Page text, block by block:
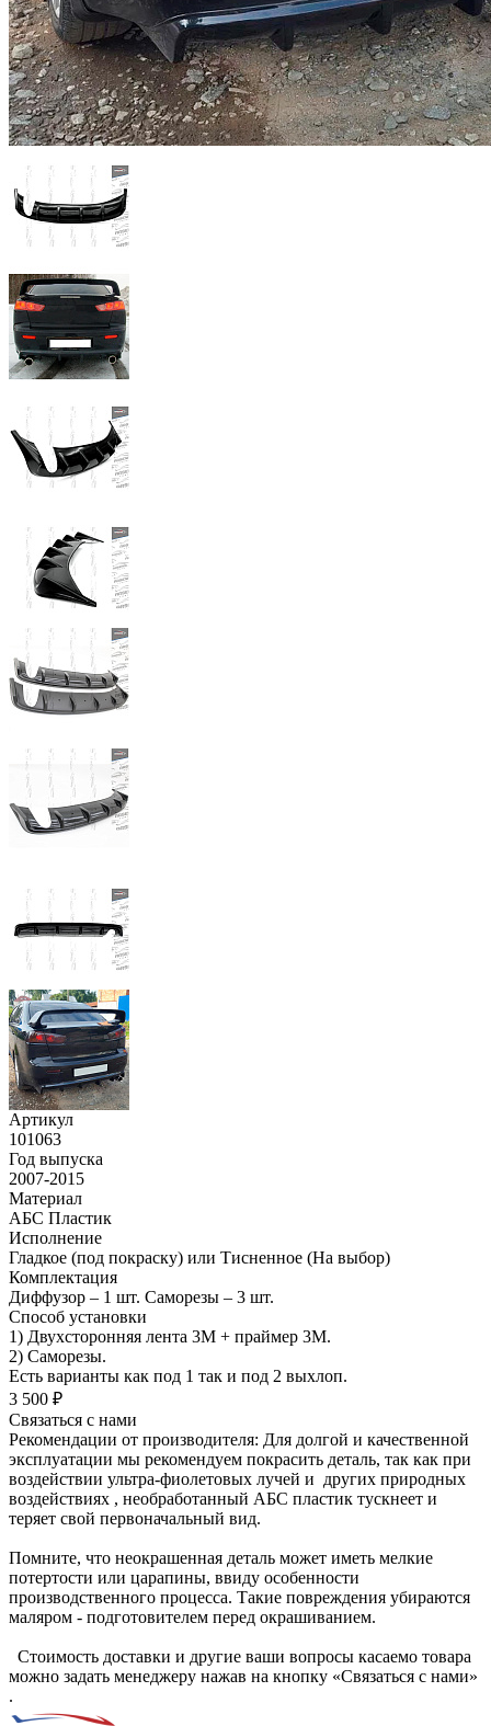
Артикул
101063
Год выпуска
2007-2015
Материал
АБС Пластик
Исполнение
Гладкое (под покраску) или Тисненное (На выбор)
Комплектация
Диффузор – 1 шт. Саморезы – 3 шт.
Способ установки
1) Двухсторонняя лента 3М + праймер 3М.
2) Саморезы.
Есть варианты как под 1 так и под 2 выхлоп.
3 500 ₽
Связаться с нами
Рекомендации от производителя: Для долгой и качественной
эксплуатации мы рекомендуем покрасить деталь, так как при
воздействии ультра-фиолетовых лучей и других природных
воздействиях , необработанный АБС пластик тускнеет и
теряет свой первоначальный вид.
Помните, что неокрашенная деталь может иметь мелкие
потертости или царапины, ввиду особенности
производственного процесса. Такие повреждения убираются
маляром - подготовителем перед окрашиванием.
Стоимость доставки и другие ваши вопросы касаемо товара
можно задать менеджеру нажав на кнопку «Связаться с нами»
.